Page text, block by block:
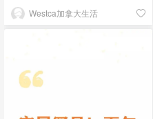
Westca加拿大生活